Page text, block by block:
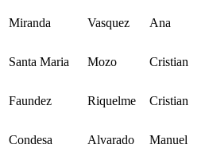
Miranda Vasquez Ana
Santa Maria Mozo Cristian
Faundez Riquelme Cristian
Condesa Alvarado Manuel